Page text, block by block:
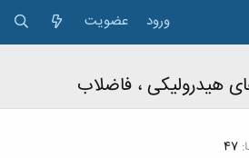
ورود عضویت
هیدرولیکی ، فاضلاب
47